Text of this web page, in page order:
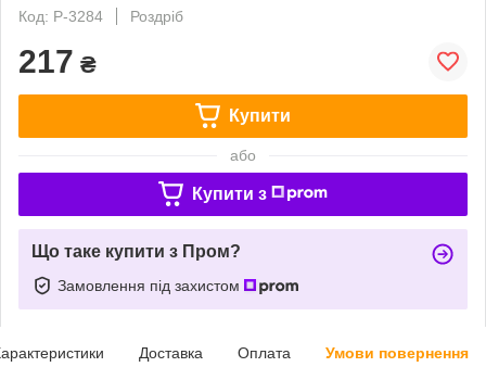
Код: P-3284
Роздріб
217 ₴
Купити
або
Купити з
Що таке купити з Пром?
Замовлення під захистом
Доставка Оплата Умови повернення